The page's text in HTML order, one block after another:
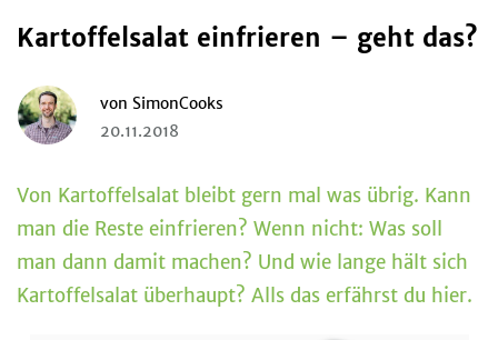
Kartoffelsalat einfrieren – geht das?
von SimonCooks
20.11.2018
Von Kartoffelsalat bleibt gern mal was übrig. Kann
man die Reste einfrieren? Wenn nicht: Was soll
man dann damit machen? Und wie lange hält sich
Kartoffelsalat überhaupt? Alls das erfährst du hier.